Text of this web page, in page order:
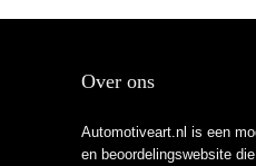
Over ons
Automotiveart.nl is een
en beoordelingswebsite